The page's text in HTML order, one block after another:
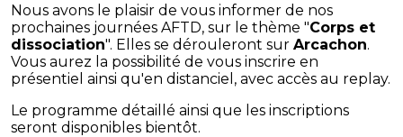
Nous avons le plaisir de vous informer de nos
prochaines journées AFTD, sur le thème "Corps et
dissociation". Elles se dérouleront sur Arcachon.
Vous aurez la possibilité de vous inscrire en
présentiel ainsi qu'en distanciel, avec accès au replay.
Le programme détaillé ainsi que les inscriptions
seront disponibles bientôt.